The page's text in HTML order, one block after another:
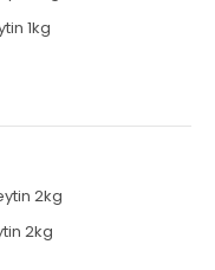
1kg
2kg